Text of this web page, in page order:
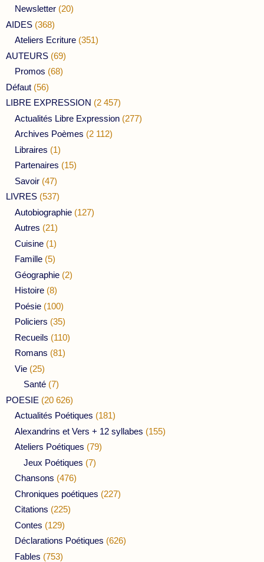
Newsletter (20)
AIDES (368)
Ateliers Ecriture (351)
AUTEURS (69)
Promos (68)
Défaut (56)
LIBRE EXPRESSION (2 457)
Actualités Libre Expression (277)
Archives Poèmes (2 112)
Libraires (1)
Partenaires (15)
Savoir (47)
LIVRES (537)
Autobiographie (127)
Autres (21)
Cuisine (1)
Famille (5)
Géographie (2)
Histoire (8)
Poésie (100)
Policiers (35)
Recueils (110)
Romans (81)
Vie (25)
Santé (7)
POESIE (20 626)
Actualités Poétiques (181)
Alexandrins et Vers + 12 syllabes (155)
Ateliers Poétiques (79)
Jeux Poétiques (7)
Chansons (476)
Chroniques poétiques (227)
Citations (225)
Contes (129)
Déclarations Poétiques (626)
Fables (753)